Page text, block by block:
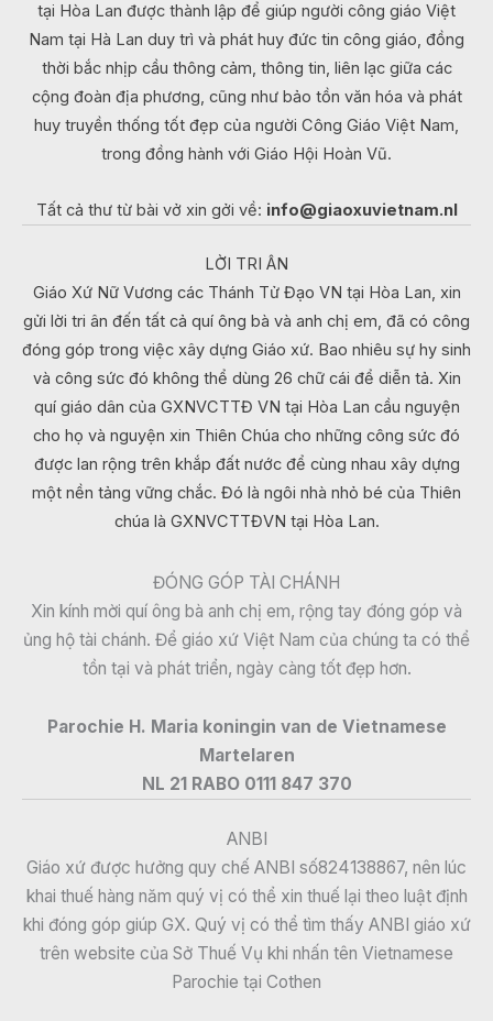
tại Hòa Lan được thành lập để giúp người công giáo Việt
Nam tại Hà Lan duy trì và phát huy đức tin công giáo, đồng
thời bắc nhịp cầu thông cảm, thông tin, liên lạc giữa các
cộng đoàn địa phương, cũng như bảo tồn văn hóa và phát
huy truyền thống tốt đẹp của người Công Giáo Việt Nam,
trong đồng hành với Giáo Hội Hoàn Vũ.
Tất cả thư từ bài vở xin gởi về: info@giaoxuvietnam.nl
LỜI TRI ÂN
Giáo Xứ Nữ Vương các Thánh Tử Đạo VN tại Hòa Lan, xin
gửi lời tri ân đến tất cả quí ông bà và anh chị em, đã có công
đóng góp trong việc xây dựng Giáo xứ. Bao nhiêu sự hy sinh
và công sức đó không thể dùng 26 chữ cái để diễn tả. Xin
quí giáo dân của GXNVCTTĐ VN tại Hòa Lan cầu nguyện
cho họ và nguyện xin Thiên Chúa cho những công sức đó
được lan rộng trên khắp đất nước để cùng nhau xây dựng
một nền tảng vững chắc. Đó là ngôi nhà nhỏ bé của Thiên
chúa là GXNVCTTĐVN tại Hòa Lan.
ĐÓNG GÓP TÀI CHÁNH
Xin kính mời quí ông bà anh chị em, rộng tay đóng góp và
ủng hộ tài chánh. Để giáo xứ Việt Nam của chúng ta có thể
tồn tại và phát triển, ngày càng tốt đẹp hơn.
Parochie H. Maria koningin van de Vietnamese
Martelaren
NL 21 RABO 0111 847 370
ANBI
Giáo xứ được hưởng quy chế ANBI số824138867, nên lúc
khai thuế hàng năm quý vị có thể xin thuế lại theo luật định
khi đóng góp giúp GX. Quý vị có thể tìm thấy ANBI giáo xứ
trên website của Sở Thuế Vụ khi nhấn tên Vietnamese
Parochie tại Cothen